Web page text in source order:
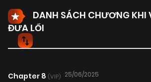
DANH SÁCH CHƯƠNG KHI
ĐƯA LỐI
Chapter 8 (VIP) 25/06/2025